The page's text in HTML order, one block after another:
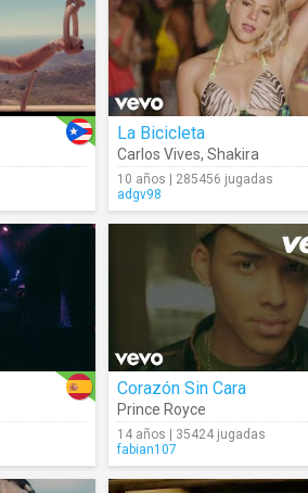
La Bicicleta
Carlos Vives, Shakira
10 años | 285456 jugadas
adgv98
Corazón Sin Cara
Prince Royce
14 años | 35424 jugadas
fabian107